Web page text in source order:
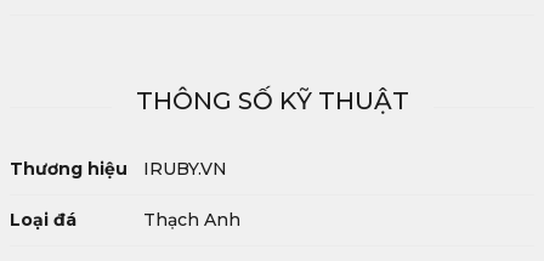
THÔNG SỐ KỸ THUẬT
Thương hiệu IRUBY.VN
Loại đá Thạch Anh